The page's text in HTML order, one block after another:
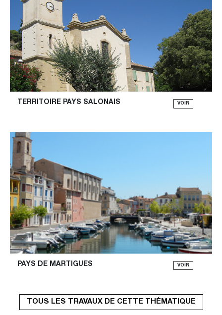
TERRITOIRE PAYS SALONAIS VOIR
PAYS DE MARTIGUES VOIR
TOUS LES TRAVAUX DE CETTE THÉMATIQUE